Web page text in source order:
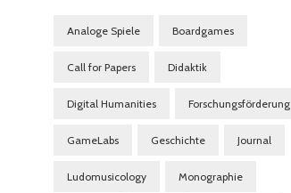
Analoge Spiele Boardgames
Call for Papers Didaktik
Digital Humanities Forschungsförderung
GameLabs Geschichte Journal
Ludomusicology Monographie